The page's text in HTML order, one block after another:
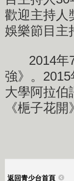
歡迎主持人
娛樂節目主
2014年7
強》。
大學阿拉伯
《梔子花
返回青少台首頁